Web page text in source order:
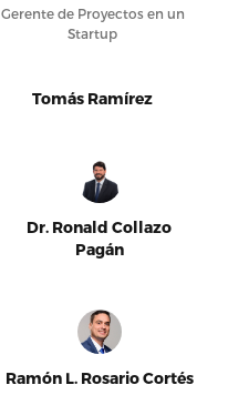
Gerente de Proyectos en un
Startup
Tomás Ramírez
Dr. Ronald Collazo
Pagán
Ramón L. Rosario Cortés